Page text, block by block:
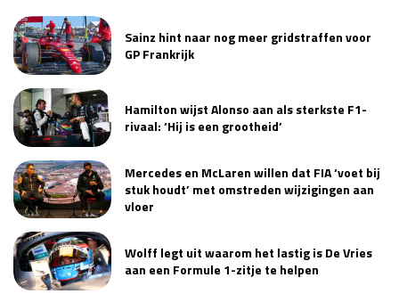
GP MEXICO 2026
Kwalificatie
Race
zo 21:00 - 23:00
Race
LAS VEGAS GRAND PRIX 2026
Kwalificatie
Race
GP ABU DHABI 2026 04 - 06 dec
Kwalificatie
za 15:00 - 16:00
Sainz hint naar nog meer gridstraffen voor
GP Frankrijk
Hamilton wijst Alonso aan als sterkste F1-
rivaal: ‘Hij is een grootheid’
Mercedes en McLaren willen dat FIA ‘voet bij
stuk houdt’ met omstreden wijzigingen aan
vloer
Wolff legt uit waarom het lastig is De Vries
aan een Formule 1-zitje te helpen